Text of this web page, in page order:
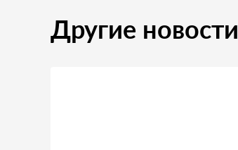
Другие новости